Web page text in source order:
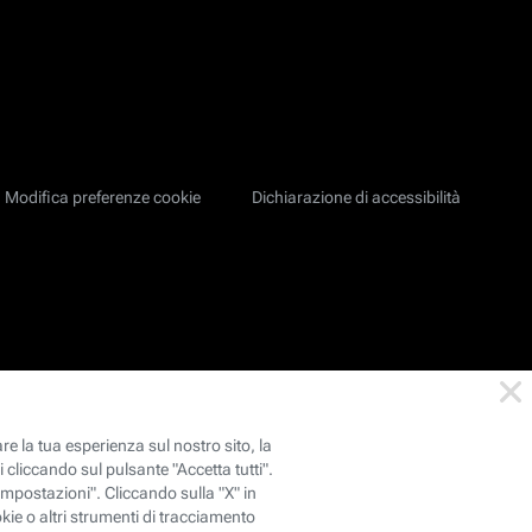
Modifica preferenze cookie Dichiarazione di accessibilità